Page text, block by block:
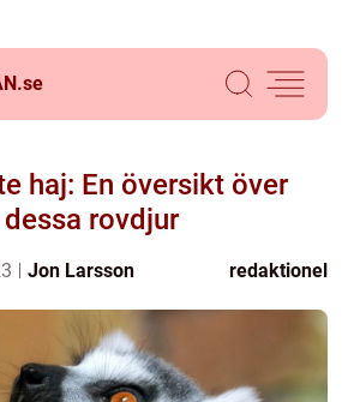
se
haj: En översikt över
dessa rovdjur
Jon Larsson redaktionel